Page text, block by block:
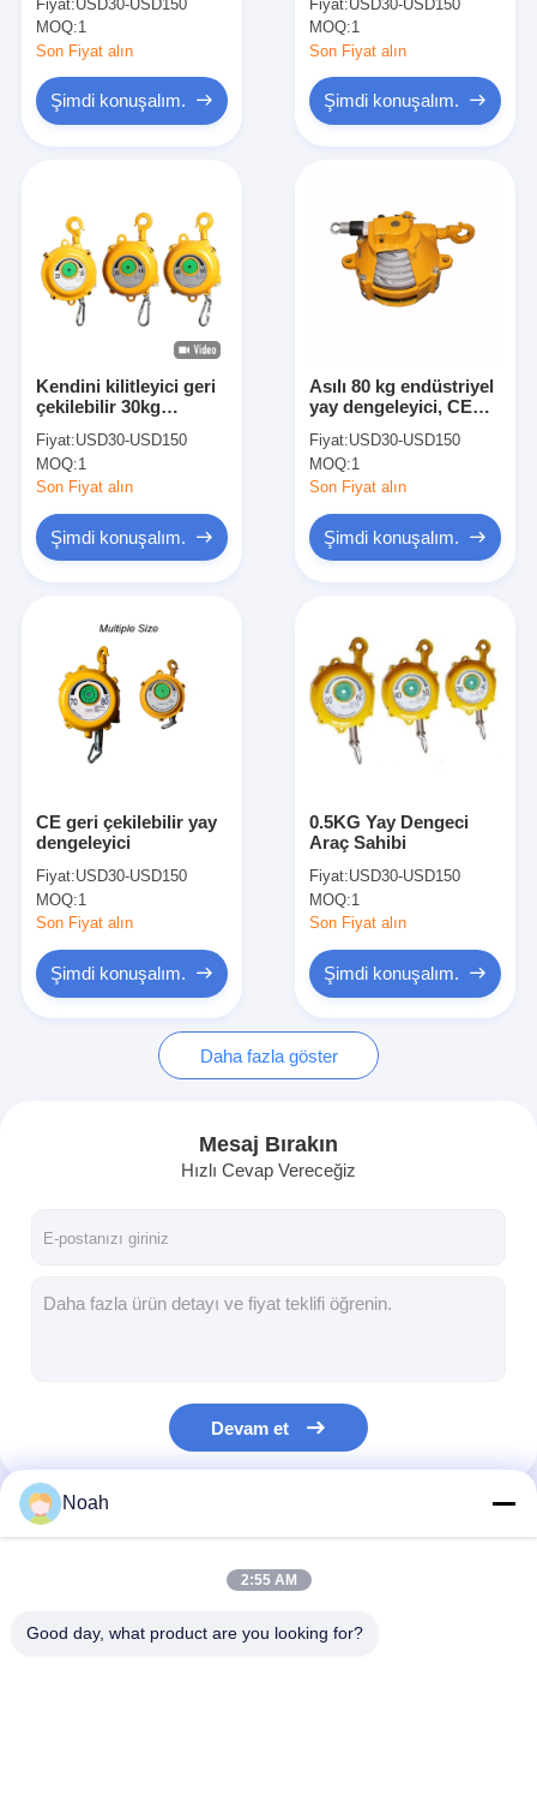
Ürünler
Hakkımızda
Fabrika turu
Bize ulaşın
Haberler
Tüm servis talepleri
taşınabilir nokta kaynak makinesi
Sabit nokta kaynak makinesi
Tek taraflı nokta kaynak makinesi
Dikiş Kaynak Makinesi
Fiyat:USD30-USD150
MOQ:1
Son Fiyat alın
Şimdi konuşalım.
Fiyat:USD30-USD150
MOQ:1
Son Fiyat alın
Şimdi konuşalım.
Kendini kilitleyici geri
çekilebilir 30kg
dengeleyici ISO onaylı
Fiyat:USD30-USD150
MOQ:1
Son Fiyat alın
Şimdi konuşalım.
Asılı 80 kg endüstriyel
yay dengeleyici, CE
Fiyat:USD30-USD150
MOQ:1
Son Fiyat alın
Şimdi konuşalım.
CE geri çekilebilir yay
dengeleyici
Fiyat:USD30-USD150
MOQ:1
Son Fiyat alın
Şimdi konuşalım.
0.5KG Yay Dengeci
Araç Sahibi
Fiyat:USD30-USD150
MOQ:1
Son Fiyat alın
Şimdi konuşalım.
Daha fazla göster
Mesaj Bırakın
Hızlı Cevap Vereceğiz
Devam et
Kategorilerimiz
Noah
2:55 AM
Good day, what product are you looking for?